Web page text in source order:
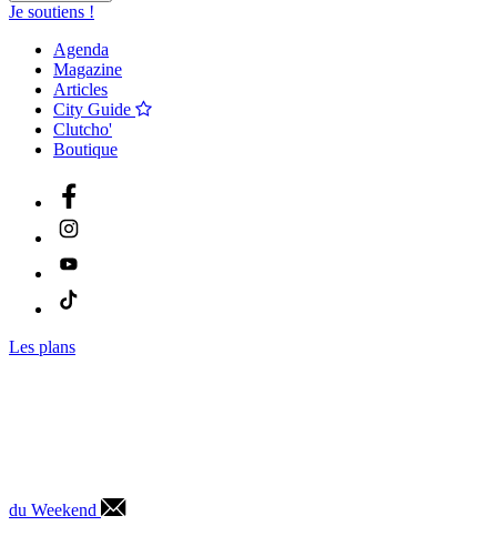
Je soutiens !
Agenda
Magazine
Articles
City Guide
Clutcho'
Boutique
Les plans
du Weekend